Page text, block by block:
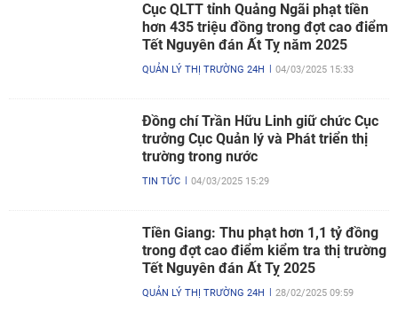
Cục QLTT tỉnh Quảng Ngãi phạt tiền
hơn 435 triệu đồng trong đợt cao điểm
Tết Nguyên đán Ất Tỵ năm 2025
QUẢN LÝ THỊ TRƯỜNG 24H 04/03/2025 15:33
Đồng chí Trần Hữu Linh giữ chức Cục
trưởng Cục Quản lý và Phát triển thị
trường trong nước
TIN TỨC 04/03/2025 15:29
Tiền Giang: Thu phạt hơn 1,1 tỷ đồng
trong đợt cao điểm kiểm tra thị trường
Tết Nguyên đán Ất Tỵ 2025
QUẢN LÝ THỊ TRƯỜNG 24H 28/02/2025 09:59